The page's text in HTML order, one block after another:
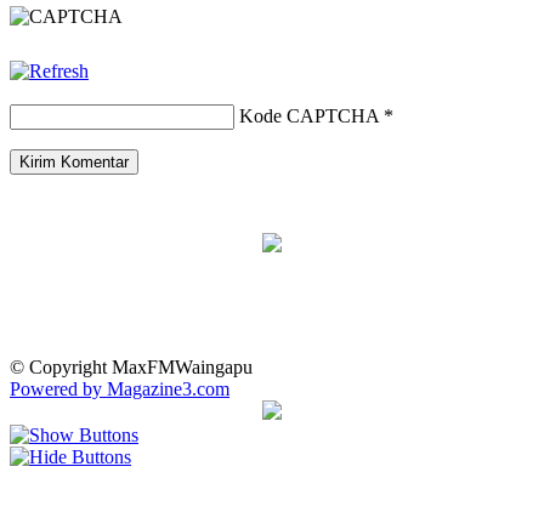
Kode CAPTCHA *
© Copyright MaxFMWaingapu
Powered by Magazine3.com